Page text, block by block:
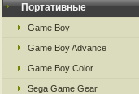
Портативные
Game Boy
Game Boy Advance
Game Boy Color
Sega Game Gear